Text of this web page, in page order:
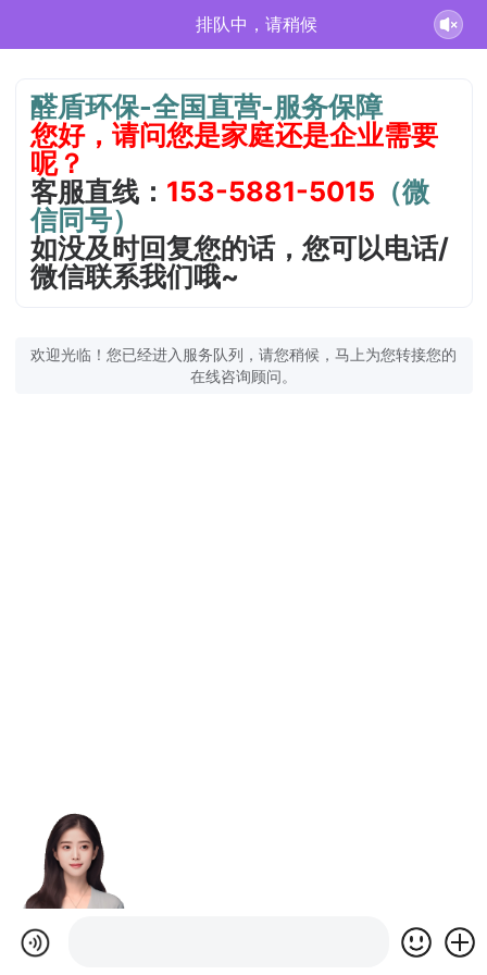
排队中，请稍候
醛盾环保-全国直营-服务保障
您好，请问您是家庭还是企业需要
呢？
客服直线： 153-5881-5015 （微
信同号）
如没及时回复您的话，您可以电话/
微信联系我们哦~
欢迎光临！您已经进入服务队列，请您稍候，马上为您转接您的
在线咨询顾问。